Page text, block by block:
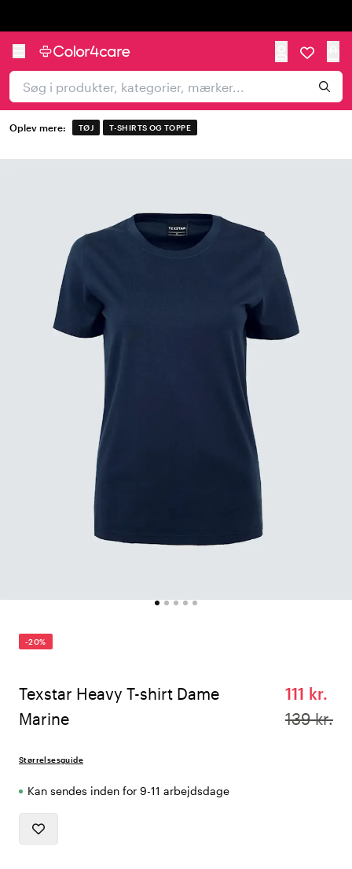
Oplev mere: TØJ T-SHIRTS OG TOPPE
-20%
Texstar Heavy T-shirt Dame
Marine
111 kr.
139 kr.
Størrelsesguide
Kan sendes inden for 9-11 arbejdsdage